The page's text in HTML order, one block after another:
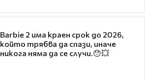
Barbie 2 има краен срок до 2026,
който трябва да спази, иначе
никога няма да се случи.😯💥